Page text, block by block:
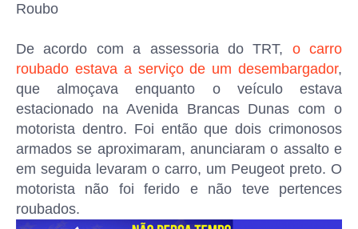
Roubo
De acordo com a assessoria do TRT, o carro
roubado estava a serviço de um desembargador,
que almoçava enquanto o veículo estava
estacionado na Avenida Brancas Dunas com o
motorista dentro. Foi então que dois crimonosos
armados se aproximaram, anunciaram o assalto e
em seguida levaram o carro, um Peugeot preto. O
motorista não foi ferido e não teve pertences
roubados.